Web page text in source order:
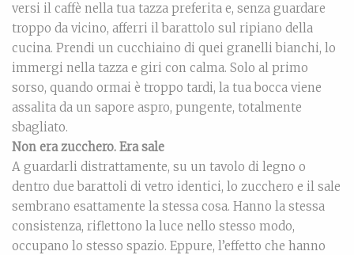
versi il caffè nella tua tazza preferita e, senza guardare
troppo da vicino, afferri il barattolo sul ripiano della
cucina. Prendi un cucchiaino di quei granelli bianchi, lo
immergi nella tazza e giri con calma. Solo al primo
sorso, quando ormai è troppo tardi, la tua bocca viene
assalita da un sapore aspro, pungente, totalmente
sbagliato.
Non era zucchero. Era sale
A guardarli distrattamente, su un tavolo di legno o
dentro due barattoli di vetro identici, lo zucchero e il sale
sembrano esattamente la stessa cosa. Hanno la stessa
consistenza, riflettono la luce nello stesso modo,
occupano lo stesso spazio. Eppure, l’effetto che hanno